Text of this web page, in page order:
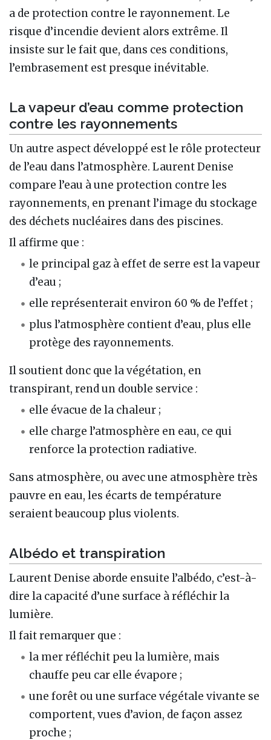
a de protection contre le rayonnement. Le
risque d’incendie devient alors extrême. Il
insiste sur le fait que, dans ces conditions,
l’embrasement est presque inévitable.
La vapeur d’eau comme protection
contre les rayonnements
Un autre aspect développé est le rôle protecteur
de l’eau dans l’atmosphère. Laurent Denise
compare l’eau à une protection contre les
rayonnements, en prenant l’image du stockage
des déchets nucléaires dans des piscines.
Il affirme que :
le principal gaz à effet de serre est la vapeur
d’eau ;
elle représenterait environ 60 % de l’effet ;
plus l’atmosphère contient d’eau, plus elle
protège des rayonnements.
Il soutient donc que la végétation, en
transpirant, rend un double service :
elle évacue de la chaleur ;
elle charge l’atmosphère en eau, ce qui
renforce la protection radiative.
Sans atmosphère, ou avec une atmosphère très
pauvre en eau, les écarts de température
seraient beaucoup plus violents.
Albédo et transpiration
Laurent Denise aborde ensuite l’albédo, c’est-à-
dire la capacité d’une surface à réfléchir la
lumière.
Il fait remarquer que :
la mer réfléchit peu la lumière, mais
chauffe peu car elle évapore ;
une forêt ou une surface végétale vivante se
comportent, vues d’avion, de façon assez
proche ;